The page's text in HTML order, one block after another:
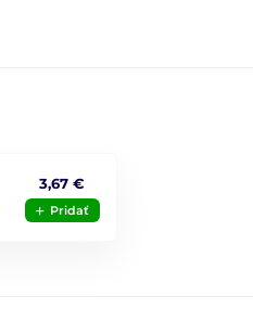
3,67 €
Pridať